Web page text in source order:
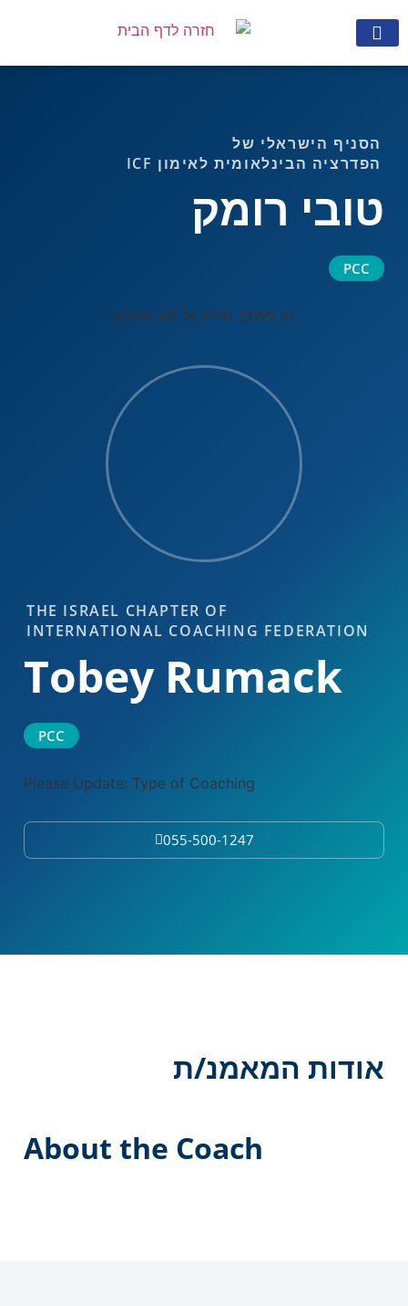
הסניף הישראלי של
הפדרציה הבינלאומית לאימון ICF
טובי רומק
PCC
נא לעדכן: מידע על סוג האימון
THE ISRAEL CHAPTER OF
INTERNATIONAL COACHING FEDERATION
Tobey Rumack
PCC
Please Update: Type of Coaching​
055-500-1247
אודות המאמנ/ת
About the Coach